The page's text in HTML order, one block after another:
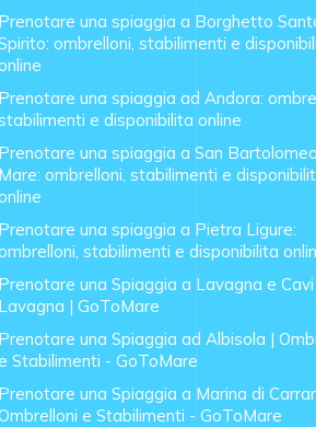
una spiaggia a Borghetto
ombrelloni, stabilimenti e
una spiaggia ad Andora:
e disponibilita online
una spiaggia a San
ombrelloni, stabilimenti e
una spiaggia a Pietra Ligure:
stabilimenti e disponibilita
una Spiaggia a Lavagna e Cavi
| GoToMare
una Spiaggia ad Albisola |
Stabilimenti - GoToMare
una Spiaggia a Marina di
e Stabilimenti - GoToMare